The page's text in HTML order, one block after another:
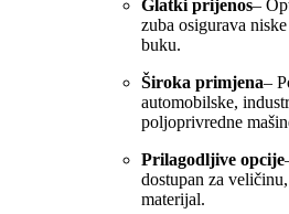
Glatki prijenos–
zuba osigurava
buku.
Široka primjena–
automobilske,
poljoprivredne
Prilagodljive opcije
dostupan za
materijal.